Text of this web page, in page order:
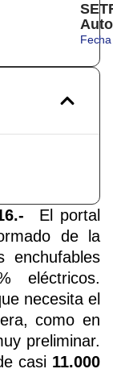
El portal
de la
enchufables
eléctricos.
necesita el
como en
preliminar.
casi 11.000